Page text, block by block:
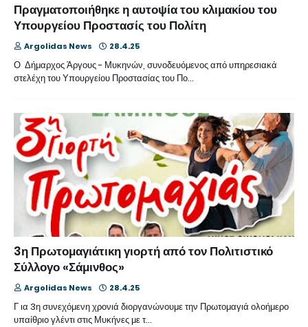
Πραγματοποιήθηκε η αυτοψία του κλιμακίου του
Υπουργείου Προστασίς του Πολίτη
Argolidas News 28.4.25
Ο Δήμαρχος Άργους - Μυκηνών, συνοδευόμενος από υπηρεσιακά
στελέχη του Υπουργείου Προστασίας του Πο…
3η Πρωτομαγιάτικη γιορτή από τον Πολιτιστικό
Σύλλογο «Σάμινθος»
Argolidas News 28.4.25
Γ ια 3η συνεχόμενη χρονιά διοργανώνουμε την Πρωτομαγιά ολοήμερο
υπαίθριο γλέντι στις Μυκήνες με τ…